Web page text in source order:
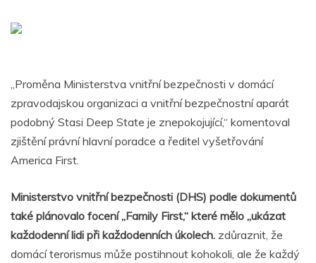
„Proměna Ministerstva vnitřní bezpečnosti v domácí
zpravodajskou organizaci a vnitřní bezpečnostní aparát
podobný Stasi Deep State je znepokojující,“ komentoval
zjištění právní hlavní poradce a ředitel vyšetřování
America First.
Ministerstvo vnitřní bezpečnosti (DHS) podle dokumentů
také plánovalo focení „Family First,“ které mělo „ukázat
každodenní lidi při každodenních úkolech. zdůraznit, že
domácí terorismus může postihnout kohokoli, ale že každý